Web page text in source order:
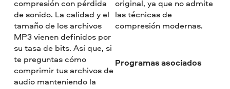
compresión con pérdida
de sonido. La calidad y el
tamaño de los archivos
MP3 vienen definidos por
su tasa de bits. Así que, si
te preguntas cómo
comprimir tus archivos de
audio manteniendo la
original, ya que no admite
las técnicas de
compresión modernas.
Programas asociados